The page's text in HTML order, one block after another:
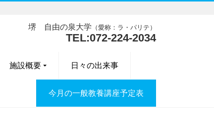
堺 自由の泉大学 （愛称：ラ・パリテ）
TEL:072-224-2034
施設概要 日々の出来事
今月の一般教養講座予定表